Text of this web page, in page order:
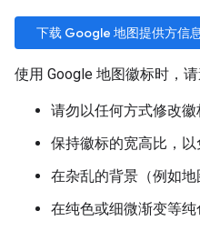
下载 Google 地图提供方信
使用 Google 地图徽标时，请
请勿以任何方式修改徽
保持徽标的宽高比，以
在杂乱的背景（例如地
在纯色或细微渐变等纯